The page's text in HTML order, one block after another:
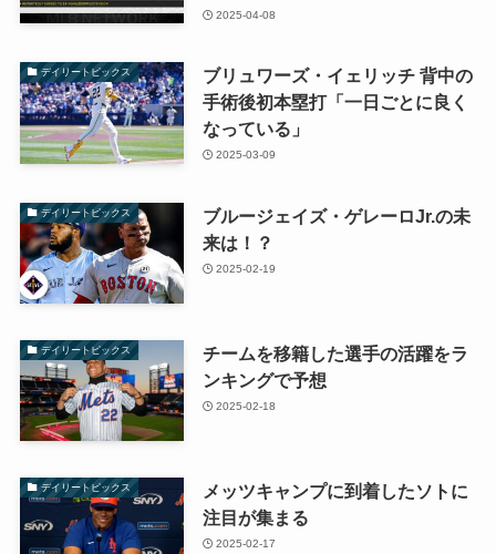
2025-04-08
デイリートピックス
ブリュワーズ・イェリッチ 背中の
手術後初本塁打「一日ごとに良く
なっている」
2025-03-09
デイリートピックス
ブルージェイズ・ゲレーロJr.の未
来は！？
2025-02-19
デイリートピックス
チームを移籍した選手の活躍をラ
ンキングで予想
2025-02-18
デイリートピックス
メッツキャンプに到着したソトに
注目が集まる
2025-02-17